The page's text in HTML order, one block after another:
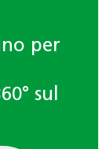
per
sul